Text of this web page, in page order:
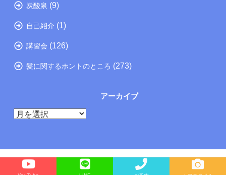
炭酸泉 (9)
自己紹介 (1)
講習会 (126)
髪に関するホントのところ (273)
アーカイブ
ア
ブ
Copyright©
たつの市の美容院メーカー講師が教えるぺったんこ髪の解決方法ブログ, 2026 All